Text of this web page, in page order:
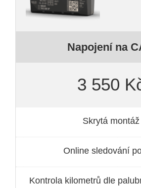
Napojení na
3 550
Skrytá montáž
Online sledování
Kontrola kilometrů dle